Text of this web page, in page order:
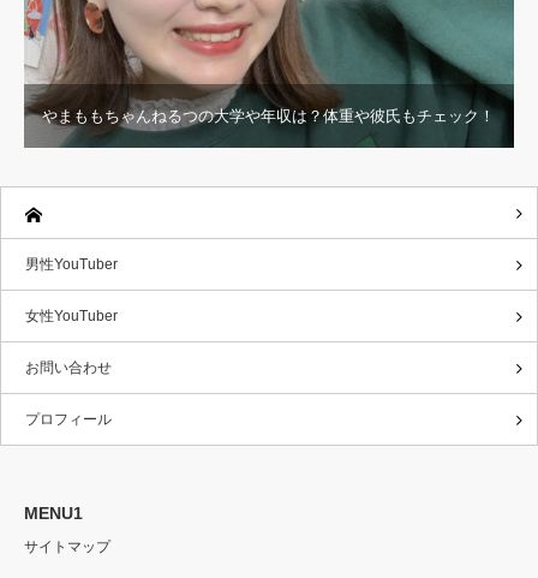
やまももちゃんねるつの大学や年収は？体重や彼氏もチェック！
男性YouTuber
女性YouTuber
お問い合わせ
プロフィール
MENU1
サイトマップ